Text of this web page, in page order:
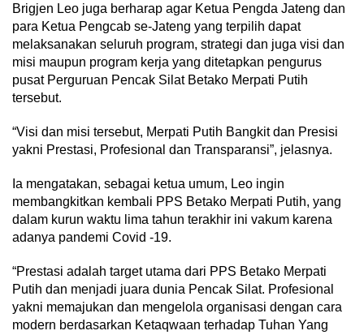
Brigjen Leo juga berharap agar Ketua Pengda Jateng dan
para Ketua Pengcab se-Jateng yang terpilih dapat
melaksanakan seluruh program, strategi dan juga visi dan
misi maupun program kerja yang ditetapkan pengurus
pusat Perguruan Pencak Silat Betako Merpati Putih
tersebut.
“Visi dan misi tersebut, Merpati Putih Bangkit dan Presisi
yakni Prestasi, Profesional dan Transparansi”, jelasnya.
Ia mengatakan, sebagai ketua umum, Leo ingin
membangkitkan kembali PPS Betako Merpati Putih, yang
dalam kurun waktu lima tahun terakhir ini vakum karena
adanya pandemi Covid -19.
“Prestasi adalah target utama dari PPS Betako Merpati
Putih dan menjadi juara dunia Pencak Silat. Profesional
yakni memajukan dan mengelola organisasi dengan cara
modern berdasarkan Ketaqwaan terhadap Tuhan Yang